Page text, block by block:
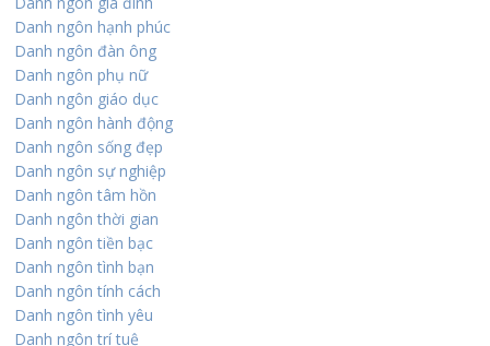
Danh ngôn hạnh phúc
Danh ngôn đàn ông
Danh ngôn phụ nữ
Danh ngôn giáo dục
Danh ngôn hành động
Danh ngôn sống đẹp
Danh ngôn sự nghiệp
Danh ngôn tâm hồn
Danh ngôn thời gian
Danh ngôn tiền bạc
Danh ngôn tình bạn
Danh ngôn tính cách
Danh ngôn tình yêu
Danh ngôn trí tuệ